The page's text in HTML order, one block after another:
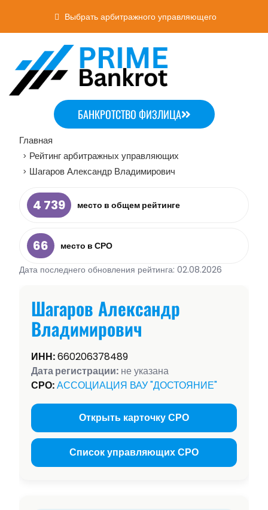
Выбрать арбитражного управляющего
БАНКРОТСТВО ФИЗЛИЦА
Главная
> Рейтинг арбитражных управляющих
> Шагаров Александр Владимирович
4 739 место в общем рейтинге
66
место в СРО
Дата последнего обновления рейтинга: 02.08.2026
Шагаров Александр
Владимирович
ИНН:660206378489
Дата регистрации: не указана
СРО:АССОЦИАЦИЯ ВАУ "ДОСТОЯНИЕ"
Открыть карточку СРО
Список управляющих СРО